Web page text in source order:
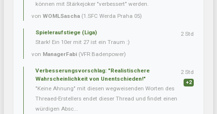
können mit Stärkejoker "verbessert" werden.
von WOMLSascha (1.SFC Werda Praha 05)
Spieleraufstiege (Liga)
Stark! Ein 10er mit 27 ist ein Traum :)
von ManagerFabi (VFR Badenpower)
2 Std
Verbesserungsvorschlag: "Realistischere
Wahrscheinlichkeit von Unentschieden!"
"Keine Ahnung" mit diesen wegweisenden Worten des
Threaed-Erstellers endet dieser Thread und findet einen
würdigen Absc...
2 Std
+2